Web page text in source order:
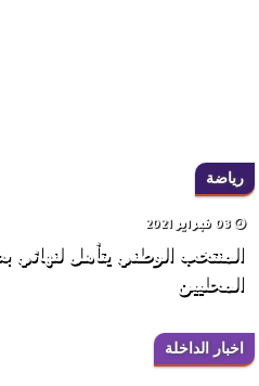
رياضة
المنتخب الوطني يتأهل لنهائي
المحليين
اخبار الداخلة